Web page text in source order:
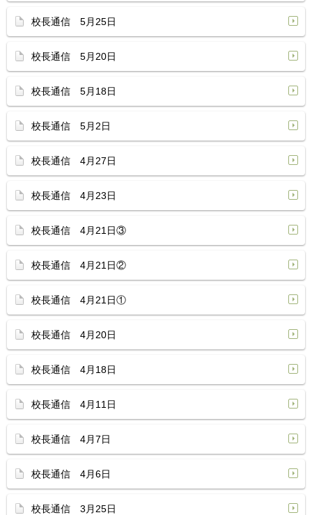
校長通信 5月25日
校長通信 5月20日
校長通信 5月18日
校長通信 5月2日
校長通信 4月27日
校長通信 4月23日
校長通信 4月21日③
校長通信 4月21日②
校長通信 4月21日①
校長通信 4月20日
校長通信 4月18日
校長通信 4月11日
校長通信 4月7日
校長通信 4月6日
校長通信 3月25日